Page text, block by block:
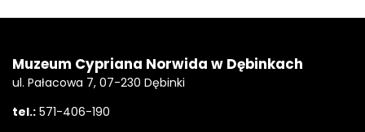
Muzeum Cypriana Norwida w Dębinkach
ul. Pałacowa 7, 07-230 Dębinki
tel.: 571-406-190